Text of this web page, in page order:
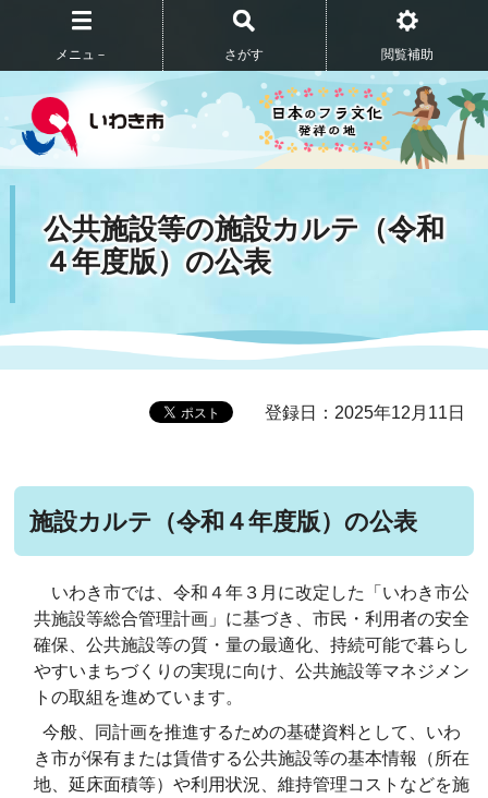
メニュ－ さがす 閲覧補助
公共施設等の施設カルテ（令和
４年度版）の公表
登録日：2025年12月11日
施設カルテ（令和４年度版）の公表
いわき市では、令和４年３月に改定した「いわき市公
共施設等総合管理計画」に基づき、市民・利用者の安全
確保、公共施設等の質・量の最適化、持続可能で暮らし
やすいまちづくりの実現に向け、公共施設等マネジメン
トの取組を進めています。
今般、同計画を推進するための基礎資料として、いわ
き市が保有または賃借する公共施設等の基本情報（所在
地、延床面積等）や利用状況、維持管理コストなどを施